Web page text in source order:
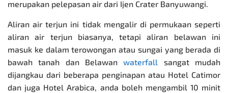
merupakan pelepasan air dari Ijen Crater Banyuwangi.
Aliran air terjun ini tidak mengalir di permukaan seperti
aliran air terjun biasanya, tetapi aliran belawan ini
masuk ke dalam terowongan atau sungai yang berada di
bawah tanah dan Belawan waterfall
sangat mudah
dijangkau dari beberapa penginapan atau Hotel Catimor
dan juga Hotel Arabica, anda boleh mengambil 10 minit